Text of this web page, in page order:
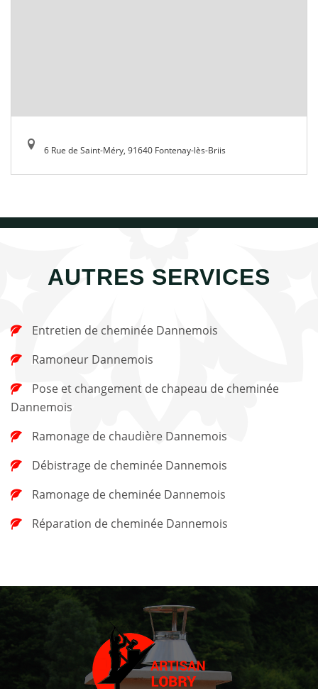
6 Rue de Saint-Méry, 91640 Fontenay-lès-Briis
AUTRES SERVICES
Entretien de cheminée Dannemois
Ramoneur Dannemois
Dannemois
Ramonage de chaudière Dannemois
Débistrage de cheminée Dannemois
Ramonage de cheminée Dannemois
Réparation de cheminée Dannemois